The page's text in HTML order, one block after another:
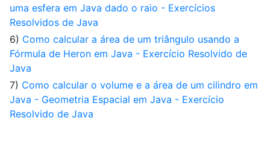
uma esfera em Java dado o raio - Exercícios
Resolvidos de Java
6) Como calcular a área de um triângulo usando a
Fórmula de Heron em Java - Exercício Resolvido de
Java
7) Como calcular o volume e a área de um cilindro em
Java - Geometria Espacial em Java - Exercício
Resolvido de Java